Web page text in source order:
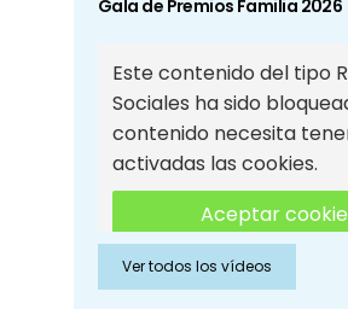
Gala de Premios Familia 2026
Este contenido del tipo
Sociales ha sido
contenido necesita
activadas las cookies.
Aceptar
Aceptar cookies de
Sociales
Ver todos los vídeos